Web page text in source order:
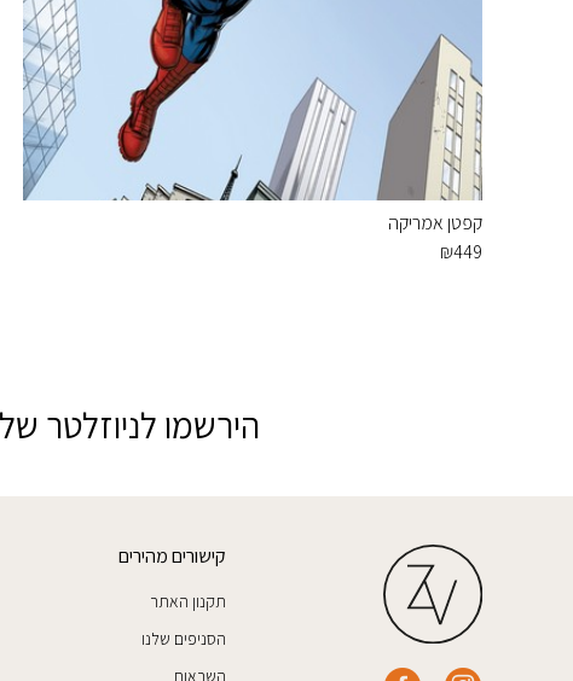
קפטן אמריקה
₪449
הירשמו לניוזלטר
קישורים מהירים
תקנון האתר
הסניפים שלנו
השראות